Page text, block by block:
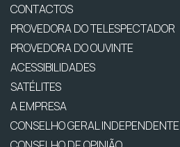
CONTACTOS
PROVEDORA DO TELESPECTADOR
PROVEDORA DO OUVINTE
ACESSIBILIDADES
SATÉLITES
A EMPRESA
CONSELHO GERAL INDEPENDENTE